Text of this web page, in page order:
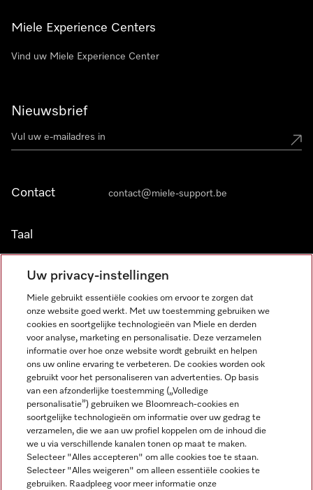
Miele Experience Centers
Vind uw Miele Experience Center
Nieuwsbrief
Contact contact@miele-support.be
Taal
NEDERLANDS
Wettelijke Informatie
Algemene voorwaarden
Privacybeleid
Miele op Facebook
Miele op Youtube
Miele op Instagram
Miele op Pinterest
Uw privacy-instellingen
Miele gebruikt essentiële cookies om ervoor te zorgen dat
onze website goed werkt. Met uw toestemming gebruiken we
cookies en soortgelijke technologieën van Miele en derden
voor analyse, marketing en personalisatie. Deze verzamelen
informatie over hoe onze website wordt gebruikt en helpen
ons uw online ervaring te verbeteren. De cookies worden ook
gebruikt voor het personaliseren van advertenties. Op basis
van een afzonderlijke toestemming („Volledige
personalisatie”) gebruiken we Bloomreach-cookies en
soortgelijke technologieën om informatie over uw gedrag te
verzamelen, die we aan uw profiel koppelen om de inhoud die
we u via verschillende kanalen tonen op maat te maken.
Selecteer "Alles accepteren" om alle cookies toe te staan.
Selecteer "Alles weigeren" om alleen essentiële cookies te
gebruiken. Raadpleeg voor meer informatie onze